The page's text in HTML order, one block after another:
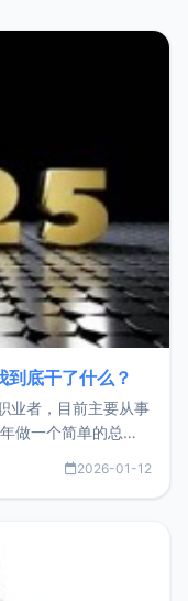
底干了什么？
业者，目前主要从事
做一个简单的总
不求突破，但求保
2026-01-12